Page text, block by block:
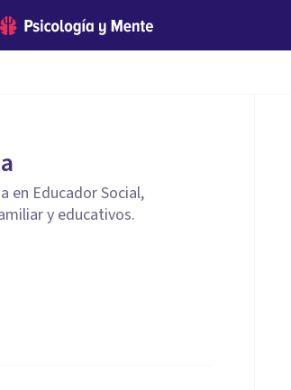
en Educador Social,
y educativos.